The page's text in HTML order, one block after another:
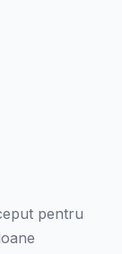
pentru